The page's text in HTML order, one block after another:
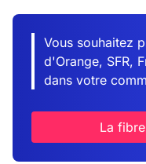
Vous souhaitez
d'Orange, SFR,
dans votre
La